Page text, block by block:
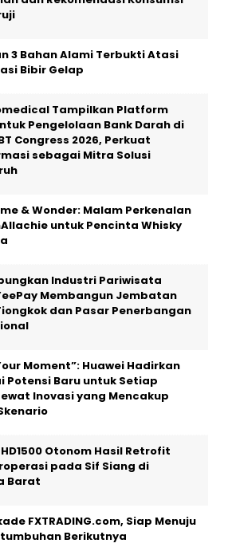
3 Bahan Alami Terbukti Atasi
Bibir Gelap
Tampilkan Platform
Pengelolaan Bank Darah di
Congress 2026, Perkuat
sebagai Mitra Solusi
& Wonder: Malam Perkenalan
untuk Pencinta Whisky
Industri Pariwisata
Membangun Jembatan
dan Pasar Penerbangan
Moment”: Huawei Hadirkan
Potensi Baru untuk Setiap
Inovasi yang Mencakup
Otonom Hasil Retrofit
pada Sif Siang di
Barat
FXTRADING.com, Siap Menuju
Berikutnya